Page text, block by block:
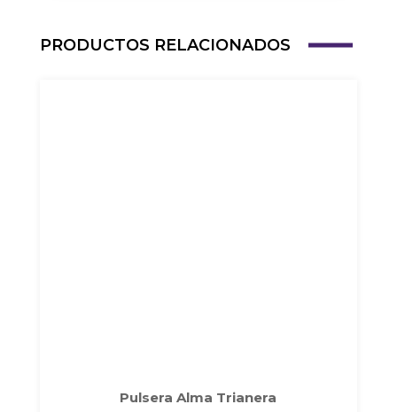
PRODUCTOS RELACIONADOS
Pulsera Alma Trianera